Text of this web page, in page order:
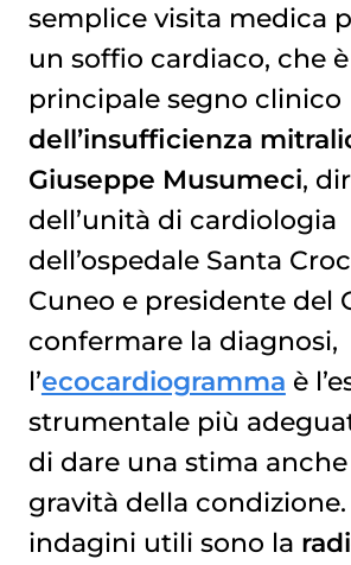
semplice visita medica
un soffio cardiaco, che
principale segno clinico
dell’insufficienza
Giuseppe Musumeci,
dell’unità di cardiologia
dell’ospedale Santa
Cuneo e presidente del
confermare la diagnosi,
l’ecocardiogramma è
strumentale più
di dare una stima
gravità della
indagini utili sono la